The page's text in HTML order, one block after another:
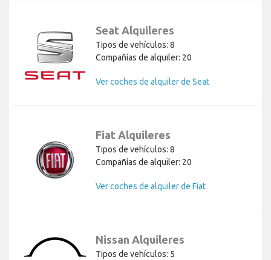
Seat Alquileres
Tipos de vehículos: 8
Compañías de alquiler: 20
Ver coches de alquiler de Seat
Fiat Alquileres
Tipos de vehículos: 8
Compañías de alquiler: 20
Ver coches de alquiler de Fiat
Nissan Alquileres
Tipos de vehículos: 5